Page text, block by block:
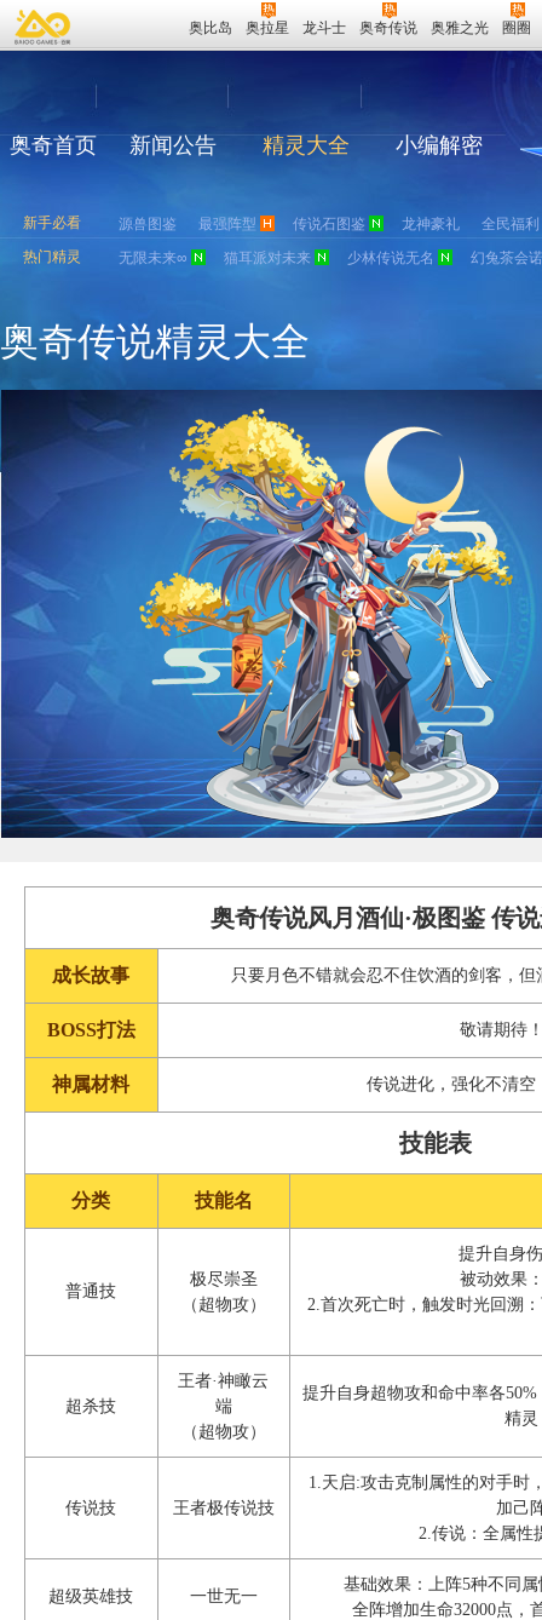
奥比岛 奥拉星 龙斗士 奥奇传说 奥雅之光 圈圈
奥奇首页 新闻公告 精灵大全 小编解密
新手必看 源兽图鉴 最强阵型 传说石图鉴 龙神豪礼
全民福利
热门精灵
无限未来∞ 猫耳派对未来 少林传说无名 幻兔茶会
奥奇传说精灵大全
奥奇传说风月酒仙·极图鉴 传
成长故事 只要月色不错就会忍不住饮酒的剑客，
BOSS打法 敬请期待
神属材料 传说进化，强化不清空
技能表
分类 技能名
普通技
极尽崇圣
（超物攻）
提升自身
被动效果
2.首次死亡时，触发时光回溯
超杀技
王者·神瞰云
端
（超物攻）
提升自身超物攻和命中率各
精灵
传说技 王者极传说技
1.天启:攻击克制属性的对手时
加己
2.传说：全属性
超级英雄技 一世无一
基础效果：上阵5种不同
全阵增加生命32000点，